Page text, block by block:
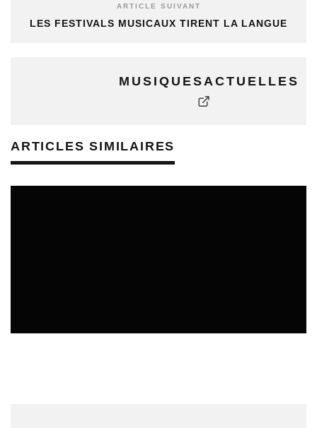
ARTICLE SUIVANT
LES FESTIVALS MUSICAUX TIRENT LA LANGUE
MUSIQUESACTUELLES
ARTICLES SIMILAIRES